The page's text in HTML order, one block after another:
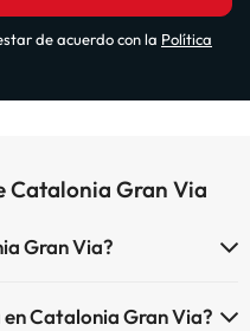
de acuerdo con la Política
Catalonia Gran Via
Gran Via?
Catalonia Gran Via?